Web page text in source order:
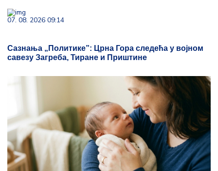
07. 08. 2026 09:14
Сазнања „Политике”: Црна Гора следећа у војном
савезу Загреба, Тиране и Приштине